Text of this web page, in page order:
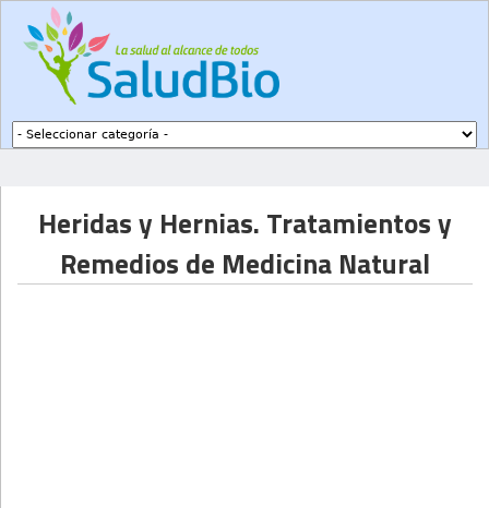
Heridas y Hernias. Tratamientos y
Remedios de Medicina Natural